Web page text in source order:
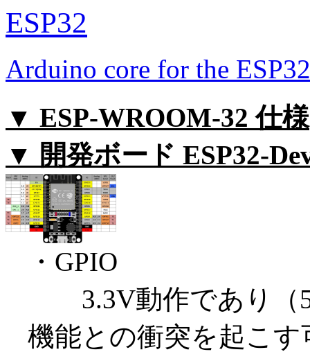
ESP32
Arduino core for the
▼ ESP-WROOM-32 仕様
▼ 開発ボード ESP32-
・GPIO
3.3V動作であり（
機能との衝突を起こ